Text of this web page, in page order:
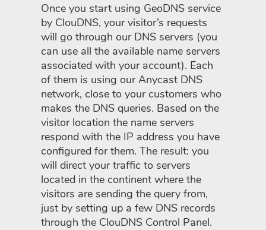
Once you start using GeoDNS service
by ClouDNS, your visitor’s requests
will go through our DNS servers (you
can use all the available name servers
associated with your account). Each
of them is using our Anycast DNS
network, close to your customers who
makes the DNS queries. Based on the
visitor location the name servers
respond with the IP address you have
configured for them. The result: you
will direct your traffic to servers
located in the continent where the
visitors are sending the query from,
just by setting up a few DNS records
through the ClouDNS Control Panel.